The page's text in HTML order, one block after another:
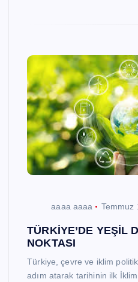
aaaa aaaa Temmuz
TÜRKİYE’DE YEŞİL
NOKTASI
Türkiye, çevre ve iklim
adım atarak tarihinin ilk